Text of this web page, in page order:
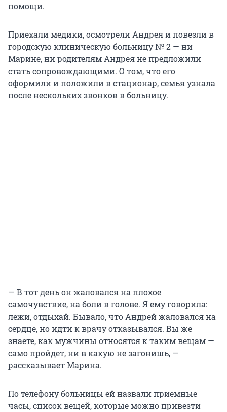
помощи.
Приехали медики, осмотрели Андрея и повезли в
городскую клиническую больницу № 2 — ни
Марине, ни родителям Андрея не предложили
стать сопровождающими. О том, что его
оформили и положили в стационар, семья узнала
после нескольких звонков в больницу.
— В тот день он жаловался на плохое
самочувствие, на боли в голове. Я ему говорила:
лежи, отдыхай. Бывало, что Андрей жаловался на
сердце, но идти к врачу отказывался. Вы же
знаете, как мужчины относятся к таким вещам —
само пройдет, ни в какую не загонишь, —
рассказывает Марина.
По телефону больницы ей назвали приемные
часы, список вещей, которые можно привезти